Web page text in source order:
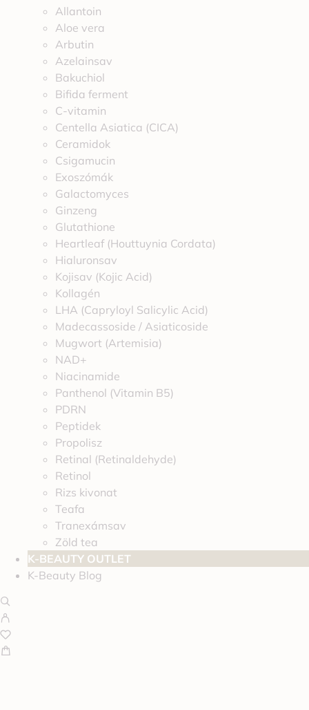
Allantoin
Aloe vera
Arbutin
Azelainsav
Bakuchiol
Bifida ferment
C-vitamin
Centella Asiatica (CICA)
Ceramidok
Csigamucin
Exoszómák
Galactomyces
Ginzeng
Glutathione
Heartleaf (Houttuynia Cordata)
Hialuronsav
Kojisav (Kojic Acid)
Kollagén
LHA (Capryloyl Salicylic Acid)
Madecassoside / Asiaticoside
Mugwort (Artemisia)
NAD+
Niacinamide
Panthenol (Vitamin B5)
PDRN
Peptidek
Propolisz
Retinal (Retinaldehyde)
Retinol
Rizs kivonat
Teafa
Tranexámsav
Zöld tea
K-BEAUTY OUTLET
K-Beauty Blog